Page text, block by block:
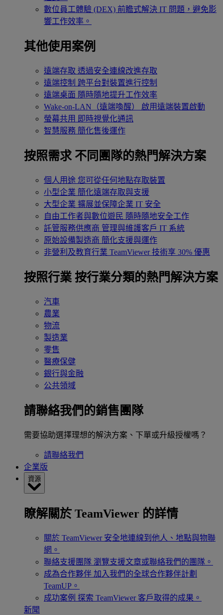
數位員工體驗 (DEX) 前瞻式解決 IT 問題，避免影
響工作效率。
其他使用案例
遠端存取 透過安全連線改進存取
遠端控制 跨平台對裝置進行控制
遠端桌面 隨時隨地提升工作效率
Wake-on-LAN（遠端喚醒）
啟用遠端裝置啟動
螢幕共用 即時視覺化通訊
智慧服務 簡化售後運作
按照需求 不同團隊的熱門解決方案
個人用途 您可從任何地點存取裝置
小型企業 簡化遠端存取與支援
大型企業 擴展並保障企業 IT 安全
自由工作者與數位遊民 隨時隨地安全工作
託管服務供應商 管理與維護客戶 IT 系統
原始設備製造商 簡化支援與運作
非營利及教育行業 TeamViewer 技術享 30% 優惠
按照行業 按行業分類的熱門解決方案
汽車
農業
物流
製造業
零售
醫療保健
銀行與金融
公共領域
請聯絡我們的銷售團隊
需要協助選擇理想的解決方案、下單或升級授權嗎？
請聯絡我們
企業版
資源
瞭解關於 TeamViewer 的詳情
關於 TeamViewer 安全地連線到他人、地點與物聯
網。
聯絡支援團隊 瀏覽支援文章或聯絡我們的團隊。
成為合作夥伴 加入我們的全球合作夥伴計劃
TeamUP。
成功案例 探索 TeamViewer 客戶取得的成果。
新聞